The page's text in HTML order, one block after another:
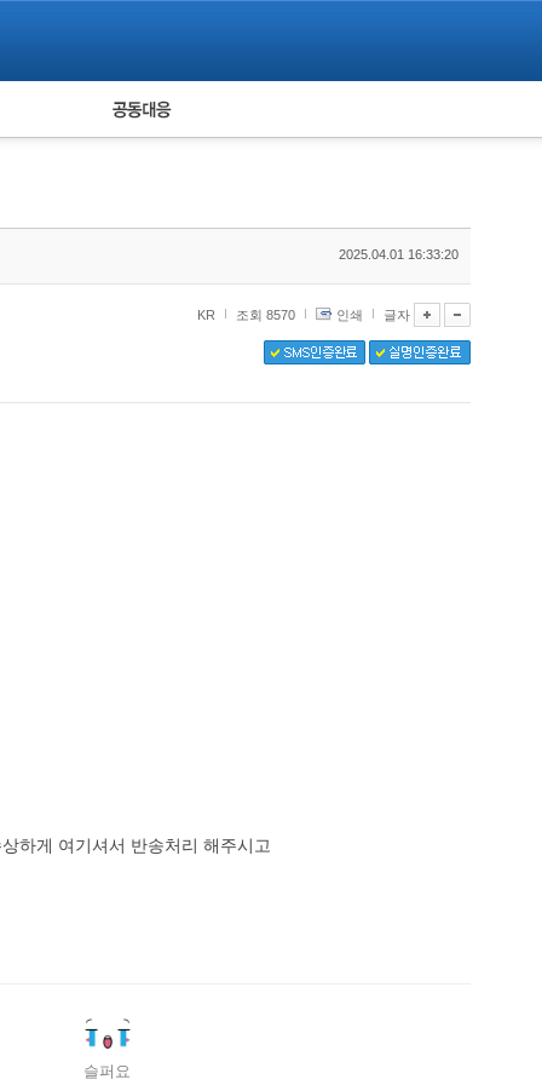
피해자 공동대응
2025.04.01 16:33:20
KR 조회 8570 인쇄 글자
하게 여기셔서 반송처리 해주시고
슬퍼요